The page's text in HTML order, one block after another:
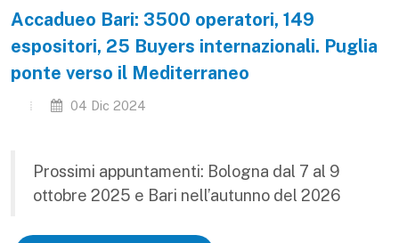
Accadueo Bari: 3500 operatori, 149
espositori, 25 Buyers internazionali. Puglia
ponte verso il Mediterraneo
04 Dic 2024
Prossimi appuntamenti: Bologna dal 7 al 9
ottobre 2025 e Bari nell’autunno del 2026